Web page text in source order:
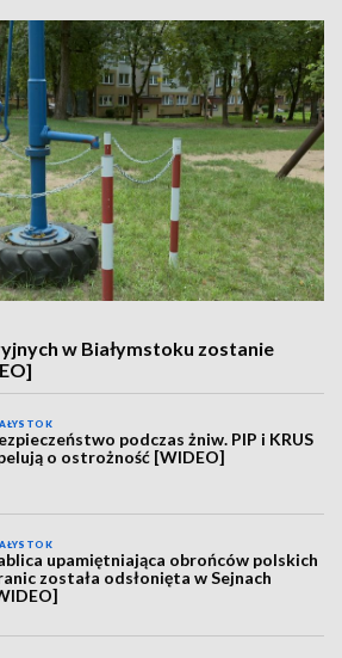
w Białymstoku zostanie
podczas żniw. PIP i KRUS
o ostrożność [WIDEO]
upamiętniająca obrońców polskich
została odsłonięta w Sejnach